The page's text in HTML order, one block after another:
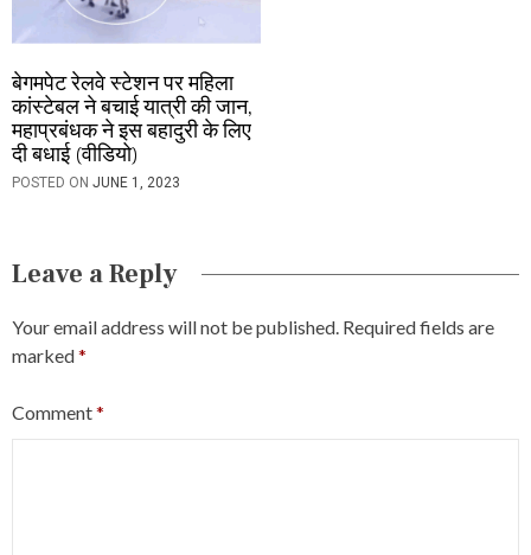
बेगमपेट रेलवे स्टेशन पर महिला
कांस्टेबल ने बचाई यात्री की जान,
महाप्रबंधक ने इस बहादुरी के लिए
दी बधाई (वीडियो)
POSTED ON JUNE 1, 2023
Leave a Reply
Your email address will not be published. Required fields are
marked*
Comment*